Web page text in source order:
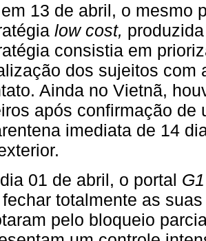
13 de abril, o mesmo
low cost,
consistia em
dos sujeitos com
Ainda no Vietnã,
após confirmação de
imediata de 14
01 de abril, o portal G1
totalmente as
pelo bloqueio